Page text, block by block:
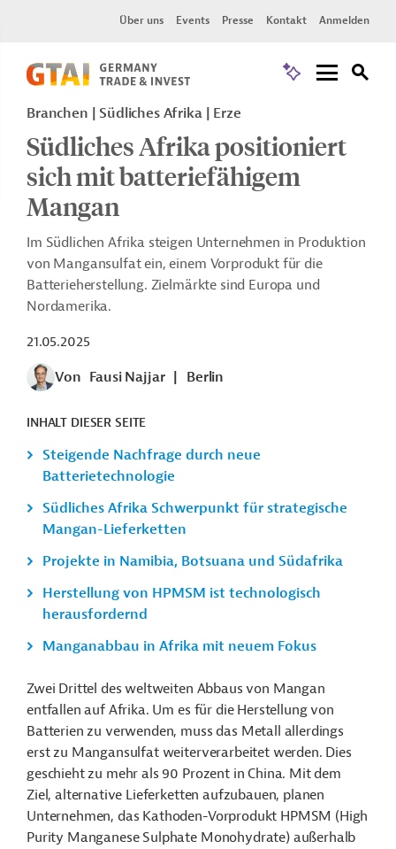
Über uns Events Presse Kontakt Anmelden
Branchen | Südliches Afrika | Erze
Südliches Afrika positioniert
sich mit batteriefähigem
Mangan
Im Südlichen Afrika steigen Unternehmen in Produktion
von Mangansulfat ein, einem Vorprodukt für die
Batterieherstellung. Zielmärkte sind Europa und
Nordamerika.
21.05.2025
Von Fausi Najjar Berlin
INHALT DIESER SEITE
Steigende Nachfrage durch neue
Batterietechnologie
Südliches Afrika Schwerpunkt für strategische
Mangan-Lieferketten
Projekte in Namibia, Botsuana und Südafrika
Herstellung von HPMSM ist technologisch
herausfordernd
Manganabbau in Afrika mit neuem Fokus
Zwei Drittel des weltweiten Abbaus von Mangan
entfallen auf Afrika. Um es für die Herstellung von
Batterien zu verwenden, muss das Metall allerdings
erst zu Mangansulfat weiterverarbeitet werden. Dies
geschieht zu mehr als 90 Prozent in China. Mit dem
Ziel, alternative Lieferketten aufzubauen, planen
Unternehmen, das Kathoden-Vorprodukt HPMSM (High
Purity Manganese Sulphate Monohydrate) außerhalb